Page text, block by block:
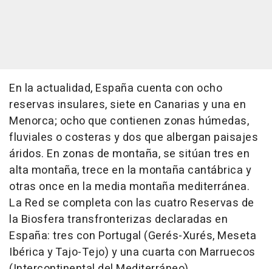
En la actualidad, España cuenta con ocho
reservas insulares, siete en Canarias y una en
Menorca; ocho que contienen zonas húmedas,
fluviales o costeras y dos que albergan paisajes
áridos. En zonas de montaña, se sitúan tres en
alta montaña, trece en la montaña cantábrica y
otras once en la media montaña mediterránea.
La Red se completa con las cuatro Reservas de
la Biosfera transfronterizas declaradas en
España: tres con Portugal (Gerés-Xurés, Meseta
Ibérica y Tajo-Tejo) y una cuarta con Marruecos